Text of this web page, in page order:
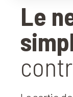
Le